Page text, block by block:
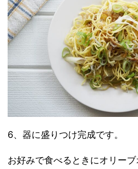
6、器に盛りつけ完成です。
お好みで食べるときにオリー